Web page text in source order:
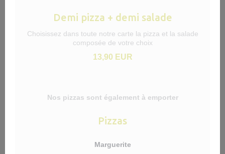
Demi pizza + demi salade
Choisissez dans toute notre carte la pizza et la salade
composée de votre choix
13,90 EUR
Nos pizzas sont également à emporter
Pizzas
Marguerite